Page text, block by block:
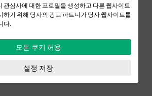
를 클릭합니다.
관심사에 대한 프로필을 생성하고 다른 웹사이트
하기 위해 당사의 광고 파트너가 당사 웹사이트를
다.
모든 쿠키 허용
설정 저장